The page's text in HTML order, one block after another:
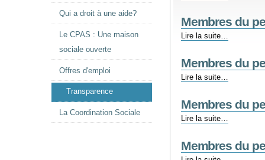
Qui a droit à une aide?
Le CPAS : Une maison
sociale ouverte
Offres d'emploi
Transparence
La Coordination Sociale
personnel
cabinet
présidente
-
Membres du
Membres
personnel
Cabinet
Présidente
-
Lire la suite…
Membres du
Membres
personnel
Cabinet
Présidente
-
Lire la suite…
Membres du
Membres
Cabinet
Lire la suite…
Membres du